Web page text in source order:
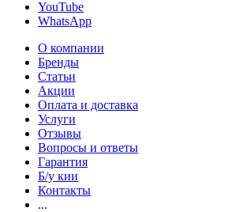
YouTube
WhatsApp
О компании
Бренды
Статьи
Акции
Оплата и доставка
Услуги
Отзывы
Вопросы и ответы
Гарантия
Б/у кии
Контакты
...